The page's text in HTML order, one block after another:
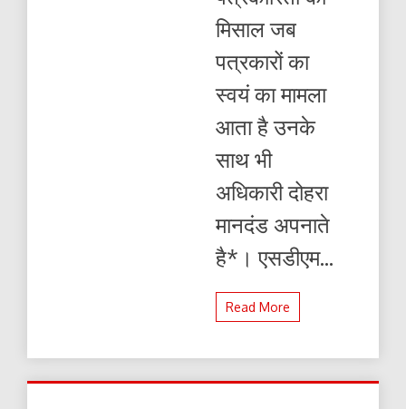
मिसाल जब
पत्रकारों का
स्वयं का मामला
आता है उनके
साथ भी
अधिकारी दोहरा
मानदंड अपनाते
है*। एसडीएम...
Read More